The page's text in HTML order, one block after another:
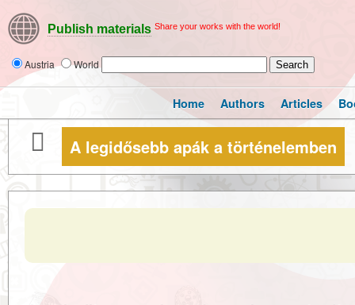
Publish materials Share your works with the world!
Austria World
Home Authors Articles
A legidősebb apák a történelemben